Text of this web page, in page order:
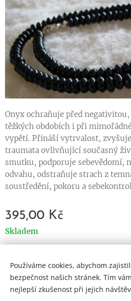
Onyx ochraňuje před
těžkých obdobích i při
vypětí. Přináší vytrvalost,
traumata ovlivňující současný
smutku, podporuje sebevědomí,
odvahu, odstraňuje strach z
soustředění, pokoru a
395,00 Kč
Skladem
Cookies
Jazyky
Používáme cookies, abychom
bezpečnost našich stránek. Tím
nejlepší zkušenost při jejich